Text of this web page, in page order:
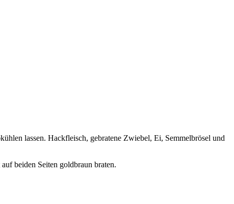
lassen. Hackfleisch, gebratene Zwiebel, Ei, Semmelbrösel und
beiden Seiten goldbraun braten.